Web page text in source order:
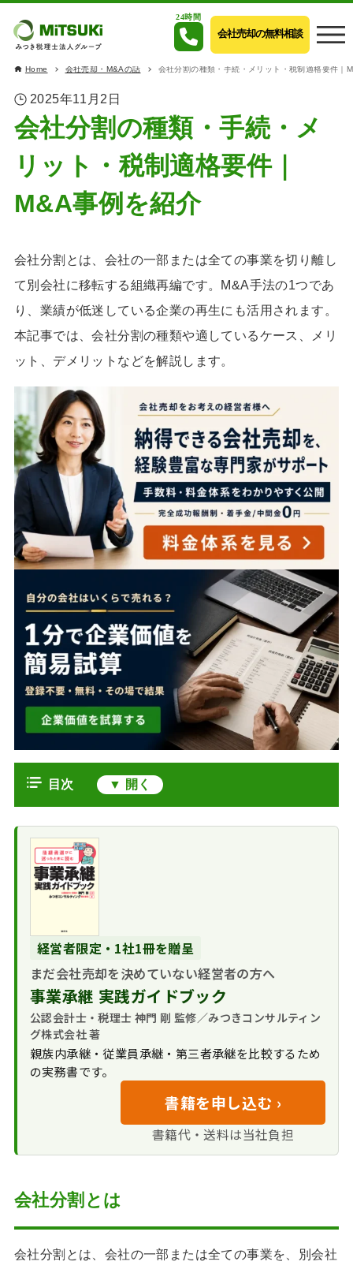
24時間
会社売却の無料相談
Home 会社売却・M&Aの話 会社分割の種類・手続・メリット・税制適格要件｜
2025年11月2日
会社分割の種類・手続・メ
リット・税制適格要件｜
M&A事例を紹介
会社分割とは、会社の一部または全ての事業を切り離し
て別会社に移転する組織再編です。M&A手法の1つであ
り、業績が低迷している企業の再生にも活用されます。
本記事では、会社分割の種類や適しているケース、メリ
ット、デメリットなどを解説します。
目次
会社分割の法務手続
費用
M&A手法としての会社分割
ト・デメリット
税務適格の会社分
割スキーム
みつきコンサルティングがM&A仲介
会社分割で祖業2店
に注力へ
会社分割による伊
勢湾マリーナ統合で会
その他の会社分割
を用いたM&A事例
M&Aにおける会社分割のまとめ
経営者限定・1社1冊を贈呈
まだ会社売却を決めていない経営者の方へ
事業承継 実践ガイドブック
公認会計士・税理士 神門 剛 監修／みつきコンサルティン
グ株式会社 著
親族内承継・従業員承継・第三者承継を比較するため
の実務書です。
書籍を申し込む ›
書籍代・送料は当社負担
会社分割とは
会社分割とは、会社の一部または全ての事業を、別会社